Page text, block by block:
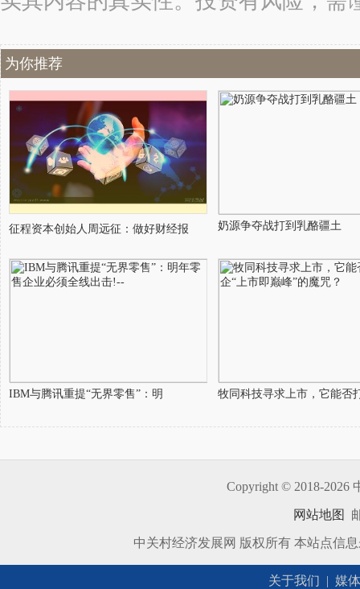
为你推荐
征程资本创始人周远征：做好财经报 奶源争夺战打到乳酪疆土
IBM与腾讯重提“无界零售”：明 牧同科技寻求上市，它能否
Copyright © 2018-2026
网站地图
中关村经济发展网 版权所有 本站点信
关于我们 | 媒